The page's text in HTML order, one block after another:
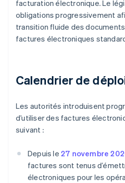
facturation électronique. Le
obligations progressivement
transition fluide des
factures électroniques
Calendrier de
Les autorités introduisent
d’utiliser des factures
suivant :
Depuis le 27 novembre
factures sont tenus
électroniques pour les